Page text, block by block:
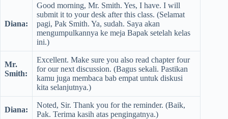
Diana:
Good morning, Mr. Smith. Yes, I have. I will
submit it to your desk after this class. (Selamat
pagi, Pak Smith. Ya, sudah. Saya akan
mengumpulkannya ke meja Bapak setelah kelas
ini.)
Mr.
Smith:
Excellent. Make sure you also read chapter four
for our next discussion. (Bagus sekali. Pastikan
kamu juga membaca bab empat untuk diskusi
kita selanjutnya.)
Diana:
Noted, Sir. Thank you for the reminder. (Baik,
Pak. Terima kasih atas pengingatnya.)